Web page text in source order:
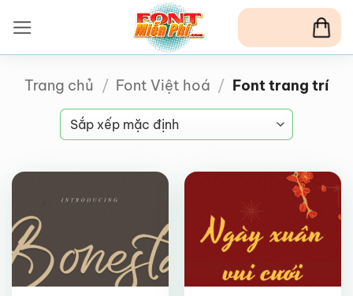
qua
nội
dung
Trang chủ / Font Việt hoá / Font trang trí
FREE